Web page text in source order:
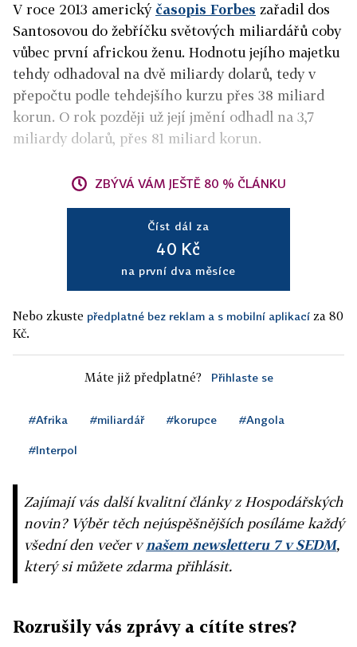
V roce 2013 americký časopis Forbes zařadil dos
Santosovou do žebříčku světových miliardářů coby
vůbec první africkou ženu. Hodnotu jejího majetku
tehdy odhadoval na dvě miliardy dolarů, tedy v
přepočtu podle tehdejšího kurzu přes 38 miliard
korun. O rok později už její jmění odhadl na 3,7
miliardy dolarů, přes 81 miliard korun.
ZBÝVÁ VÁM JEŠTĚ 80 % ČLÁNKU
Číst dál za
40 Kč
na první dva měsíce
Nebo zkuste předplatné bez reklam a s mobilní aplikací za 80
Kč.
Máte již předplatné? Přihlaste se
#Afrika #miliardář #korupce #Angola
#Interpol
Zajímají vás další kvalitní články z Hospodářských
novin? Výběr těch nejúspěšnějších posíláme každý
všední den večer vnašem newsletteru 7 v SEDM,
který si můžete zdarma přihlásit.
Rozrušily vás zprávy a cítíte stres?